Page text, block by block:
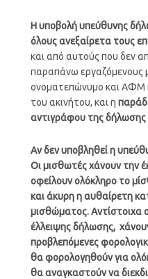
Η υποβολή υπεύθυνης
όλους ανεξαίρετα τους
και από αυτούς που δεν
παραπάνω εργαζόμενους
ονοματεπώνυμο και ΑΦΜ
του ακινήτου, και η
αντιγράφου της δήλωσης
Αν δεν υποβληθεί η
Οι μισθωτές χάνουν την
οφείλουν ολόκληρο το
και άκυρη η αυθαίρετη
μισθώματος. Αντίστοιχα
έλλειψης δήλωσης,
προβλεπόμενες
θα φορολογηθούν για
θα αναγκαστούν να